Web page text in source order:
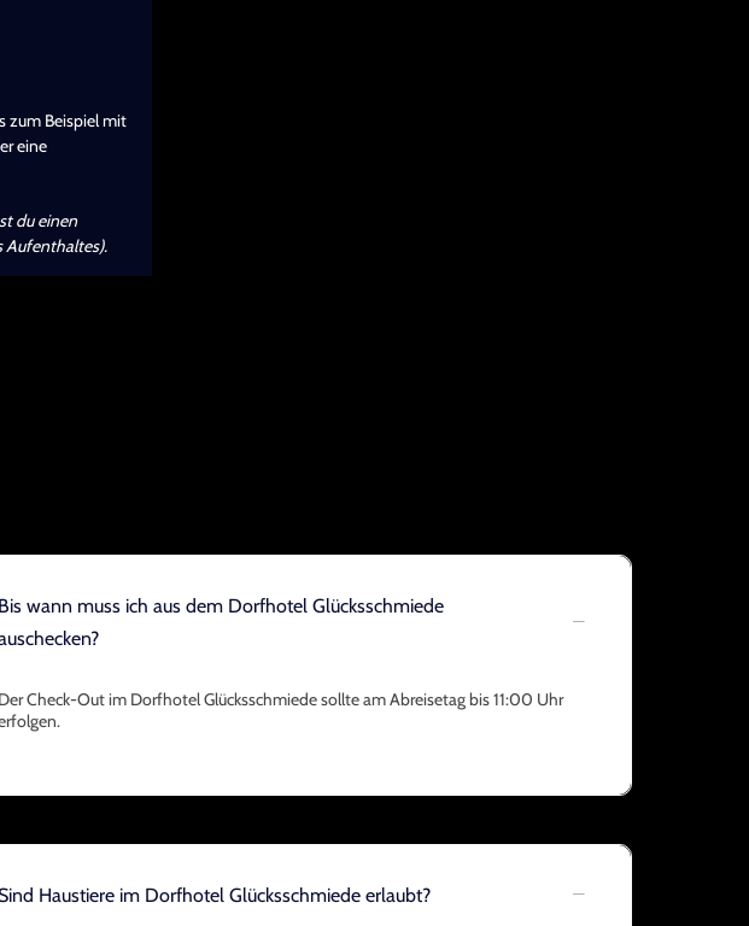
zum Beispiel mit
eine
du einen
Aufenthaltes).
Bis wann muss ich aus dem Dorfhotel Glücksschmiede
Der Check-Out im Dorfhotel Glücksschmiede sollte am Abreisetag bis 11:00 Uhr
Sind Haustiere im Dorfhotel Glücksschmiede erlaubt?